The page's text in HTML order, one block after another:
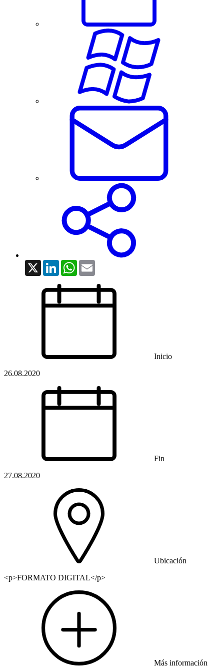
X LinkedInWhatsApp
Inicio
26.08.2020
Fin
27.08.2020
Ubicación
<p>FORMATO DIGITAL</p>
Más información